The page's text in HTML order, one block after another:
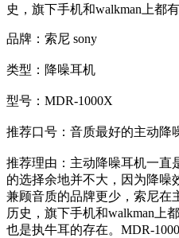
史，旗下手机和walkman上都
品牌：索尼 sony
类型：降噪耳机
型号：MDR-1000X
推荐口号：音质最好的主动降
推荐理由：主动降噪耳机一直
的选择余地并不大，因为降噪
兼顾音质的品牌更少，索尼在
历史，旗下手机和walkman上
也是执牛耳的存在。MDR-